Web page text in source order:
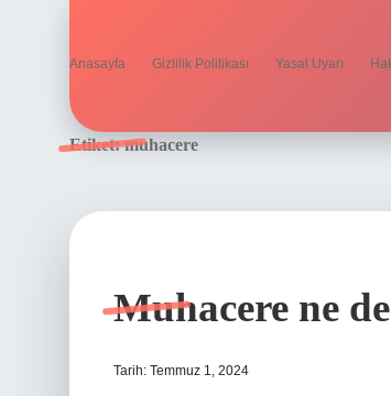
Anasayfa Gizlilik Politikası Yasal Uyarı
Etiket:muhacere
Muhacere ne
Tarih: Temmuz 1, 2024